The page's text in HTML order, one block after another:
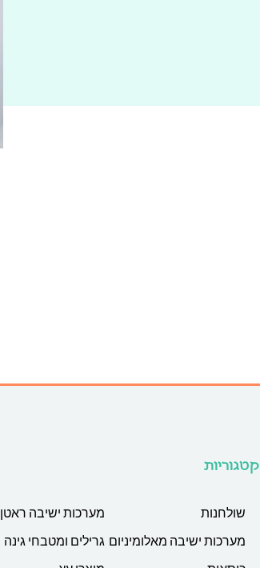
קטגוריות
שולחנות
מערכות ישיבה ראטן
מערכות ישיבה מאלומיניום גרילים ומטבחי גינה